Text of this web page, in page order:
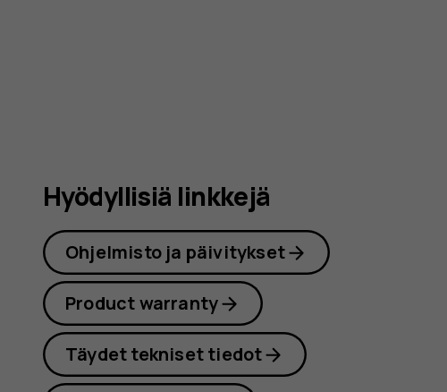
Hyödyllisiä linkkejä
Ohjelmisto ja päivitykset
Product warranty
Täydet tekniset tiedot